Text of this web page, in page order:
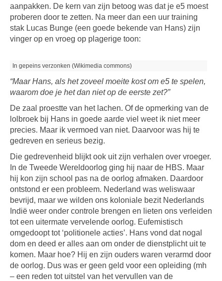
aanpakken. De kern van zijn betoog was dat je e5 moest
proberen door te zetten. Na meer dan een uur training
stak Lucas Bunge (een goede bekende van Hans) zijn
vinger op en vroeg op plagerige toon:
In gepeins verzonken (Wikimedia commons)
“Maar Hans, als het zoveel moeite kost om e5 te spelen,
waarom doe je het dan niet op de eerste zet?”
De zaal proestte van het lachen. Of de opmerking van de
lolbroek bij Hans in goede aarde viel weet ik niet meer
precies. Maar ik vermoed van niet. Daarvoor was hij te
gedreven en serieus bezig.
Die gedrevenheid blijkt ook uit zijn verhalen over vroeger.
In de Tweede Wereldoorlog ging hij naar de HBS. Maar
hij kon zijn school pas na de oorlog afmaken. Daardoor
ontstond er een probleem. Nederland was weliswaar
bevrijd, maar we wilden ons koloniale bezit Nederlands
Indië weer onder controle brengen en lieten ons verleiden
tot een uitermate vervelende oorlog. Eufemistisch
omgedoopt tot ‘politionele acties’. Hans vond dat nogal
dom en deed er alles aan om onder de dienstplicht uit te
komen. Maar hoe? Hij en zijn ouders waren verarmd door
de oorlog. Dus was er geen geld voor een opleiding (mh
– een reden tot uitstel van het vervullen van de